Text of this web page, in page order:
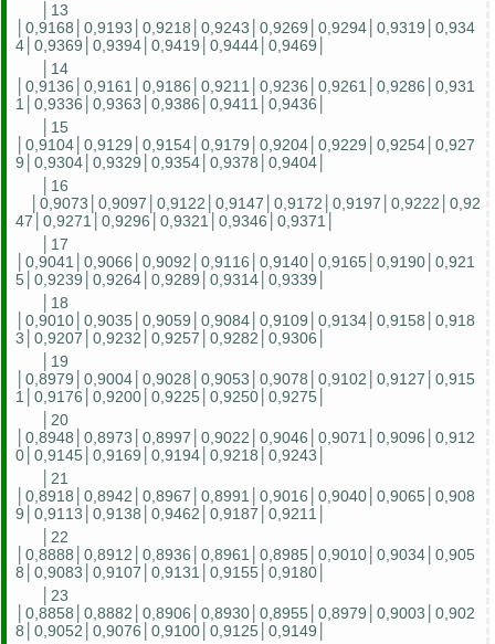
│13
│0,9168│0,9193│0,9218│0,9243│0,9269│0,9294│0,9319│0,934
4│0,9369│0,9394│0,9419│0,9444│0,9469│
│14
│0,9136│0,9161│0,9186│0,9211│0,9236│0,9261│0,9286│0,931
1│0,9336│0,9363│0,9386│0,9411│0,9436│
│15
│0,9104│0,9129│0,9154│0,9179│0,9204│0,9229│0,9254│0,927
9│0,9304│0,9329│0,9354│0,9378│0,9404│
│16
│0,9073│0,9097│0,9122│0,9147│0,9172│0,9197│0,9222│0,92
47│0,9271│0,9296│0,9321│0,9346│0,9371│
│17
│0,9041│0,9066│0,9092│0,9116│0,9140│0,9165│0,9190│0,921
5│0,9239│0,9264│0,9289│0,9314│0,9339│
│18
│0,9010│0,9035│0,9059│0,9084│0,9109│0,9134│0,9158│0,918
3│0,9207│0,9232│0,9257│0,9282│0,9306│
│19
│0,8979│0,9004│0,9028│0,9053│0,9078│0,9102│0,9127│0,915
1│0,9176│0,9200│0,9225│0,9250│0,9275│
│20
│0,8948│0,8973│0,8997│0,9022│0,9046│0,9071│0,9096│0,912
0│0,9145│0,9169│0,9194│0,9218│0,9243│
│21
│0,8918│0,8942│0,8967│0,8991│0,9016│0,9040│0,9065│0,908
9│0,9113│0,9138│0,9462│0,9187│0,9211│
│22
│0,8888│0,8912│0,8936│0,8961│0,8985│0,9010│0,9034│0,905
8│0,9083│0,9107│0,9131│0,9155│0,9180│
│23
│0,8858│0,8882│0,8906│0,8930│0,8955│0,8979│0,9003│0,902
8│0,9052│0,9076│0,9100│0,9125│0,9149│